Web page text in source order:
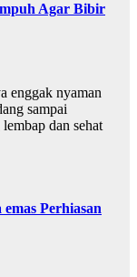
Agar Bibir
enggak nyaman
sampai
dan sehat
Perhiasan